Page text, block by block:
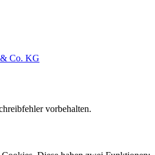
Co. KG
vorbehalten.